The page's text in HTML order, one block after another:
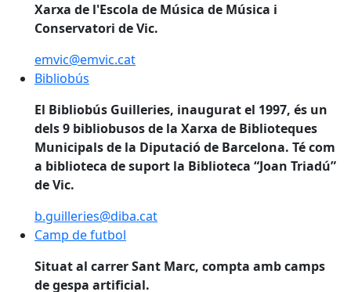
Xarxa de l'Escola de Música de Música i
Conservatori de Vic.
emvic@emvic.cat
Bibliobús
Bibliobús
El Bibliobús Guilleries, inaugurat el 1997, és un
dels 9 bibliobusos de la Xarxa de Biblioteques
Municipals de la Diputació de Barcelona. Té com
a biblioteca de suport la Biblioteca “Joan Triadú”
de Vic.
b.guilleries@diba.cat
Camp de futbol
Camp de futbol
Situat al carrer Sant Marc, compta amb camps
de gespa artificial.